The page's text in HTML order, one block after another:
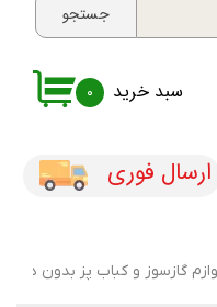
۰
جستجو
ارسال فوری
سبد خرید
گازسوز و کباب پز بدون دود